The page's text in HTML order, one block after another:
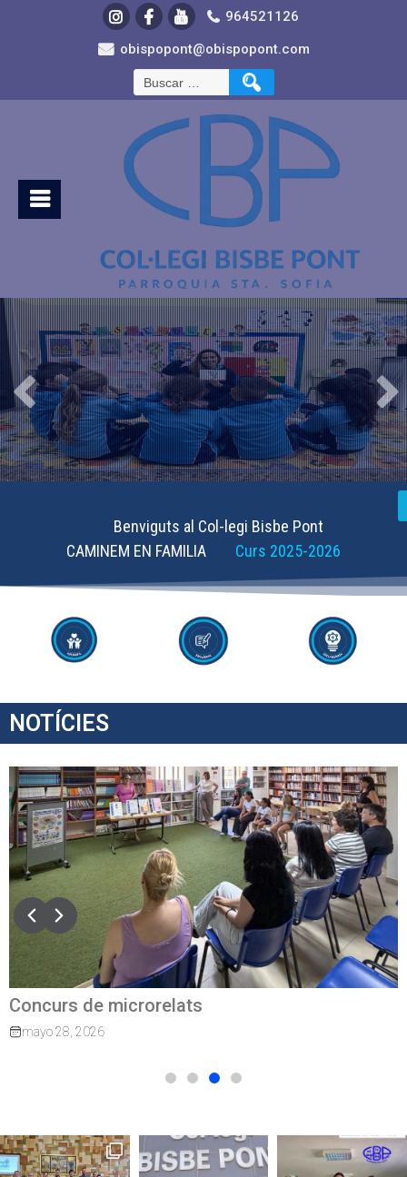
964521126
obispopont@obispopont.com
Benviguts al Col-legi Bisbe Pont
CAMINEM EN FAMILIA Curs 2025-2026
NOTÍCIES
Concurs de microrelats
mayo 28, 2026